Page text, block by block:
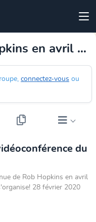
son livre "Et si..." : on s'organise!
connectez-vous ou
du
de Rob Hopkins en avril
28 février 2020